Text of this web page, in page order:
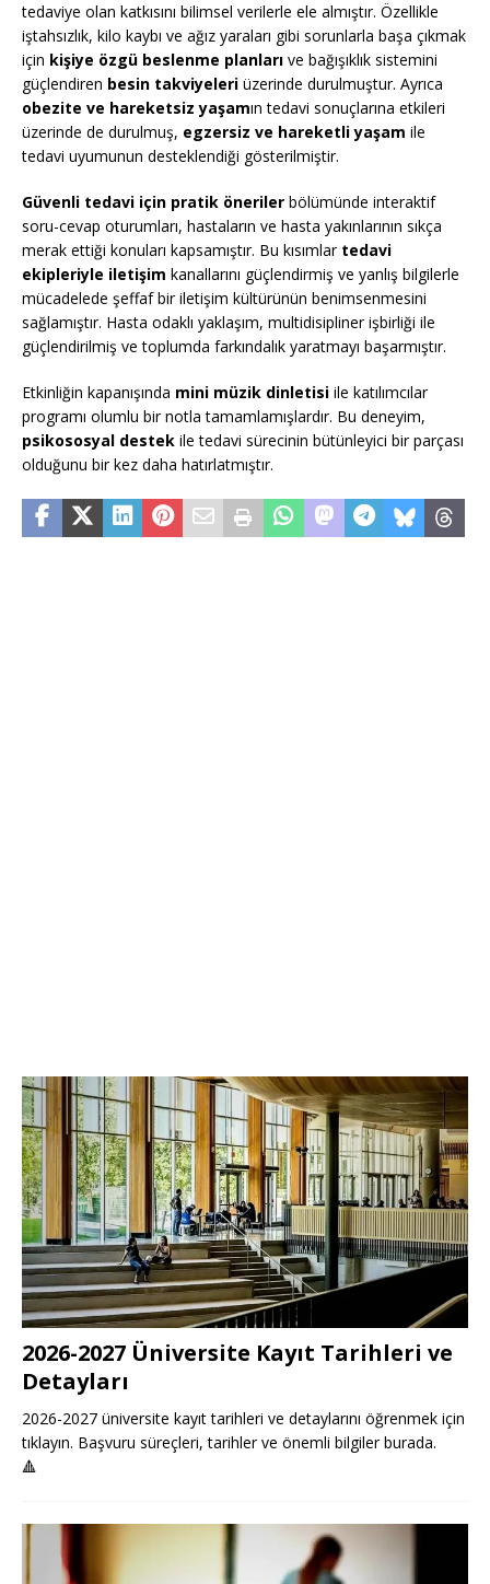
tedaviye olan katkısını bilimsel verilerle ele almıştır. Özellikle
iştahsızlık, kilo kaybı ve ağız yaraları gibi sorunlarla başa çıkmak
için kişiye özgü beslenme planları ve bağışıklık sistemini
güçlendiren besin takviyeleri üzerinde durulmuştur. Ayrıca
obezite ve hareketsiz yaşamın tedavi sonuçlarına etkileri
üzerinde de durulmuş, egzersiz ve hareketli yaşam ile
tedavi uyumunun desteklendiği gösterilmiştir.
Güvenli tedavi için pratik öneriler bölümünde interaktif
soru-cevap oturumları, hastaların ve hasta yakınlarının sıkça
merak ettiği konuları kapsamıştır. Bu kısımlar tedavi
ekipleriyle iletişim kanallarını güçlendirmiş ve yanlış bilgilerle
mücadelede şeffaf bir iletişim kültürünün benimsenmesini
sağlamıştır. Hasta odaklı yaklaşım, multidisipliner işbirliği ile
güçlendirilmiş ve toplumda farkındalık yaratmayı başarmıştır.
Etkinliğin kapanışında mini müzik dinletisi ile katılımcılar
programı olumlu bir notla tamamlamışlardır. Bu deneyim,
psikososyal destek ile tedavi sürecinin bütünleyici bir parçası
olduğunu bir kez daha hatırlatmıştır.
2026-2027 Üniversite Kayıt Tarihleri ve
Detayları
2026-2027 üniversite kayıt tarihleri ve detaylarını öğrenmek için
tıklayın. Başvuru süreçleri, tarihler ve önemli bilgiler burada.
🔺